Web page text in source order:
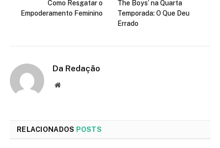
Como Resgatar o
Empoderamento Feminino
The Boys’ na Quarta
Temporada: O Que Deu
Errado
Da Redação
Site
RELACIONADOS POSTS